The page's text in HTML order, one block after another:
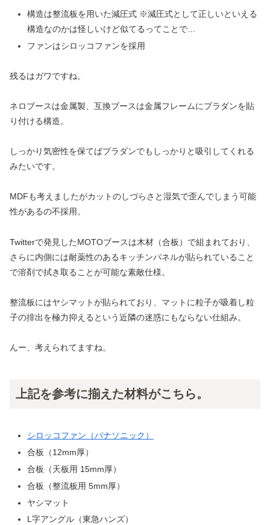
構造は整流板を用いた減圧式 ※減圧式として正しいといえる
構造なのかは怪しいけど似てるってことで…
ファンはシロッコファンを採用
残るはガワですね。
ネロブースは金属製、互換ブースは金属フレームにプラダンを貼
り付ける構造。
しっかり気密性を保てばプラダンでもしっかりと吸引してくれる
みたいです。
MDFも考えましたがカットのしづらさと湿気で歪んでしまう可能
性があるの不採用。
Twitterで発見したMOTOブースは木材（合板）で組まれており、
さらに内側には耐薬性のあるキッチンパネルが貼られていること
で溶剤で拭き取ることが可能な素敵仕様。
整流板にはヤシマットが貼られており、マットに粒子が吸着し粒
子の排出を極力抑えるという近隣の迷惑にもならない仕組み。
んー、考えられてますね。
上記を参考に揃えた材料がこちら。
シロッコファン（パナソニック）
合板（12mm厚）
合板（天板用 15mm厚）
合板（整流板用 5mm厚）
ヤシマット
L字アングル（東急ハンズ）